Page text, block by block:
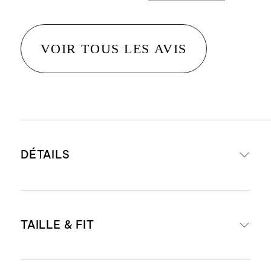
VOIR TOUS LES AVIS
DÉTAILS
polyester recyclé
TAILLE & FIT